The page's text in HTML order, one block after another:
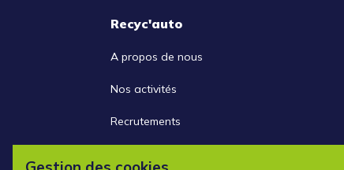
Recyc'auto
A propos de nous
Nos activités
Recrutements